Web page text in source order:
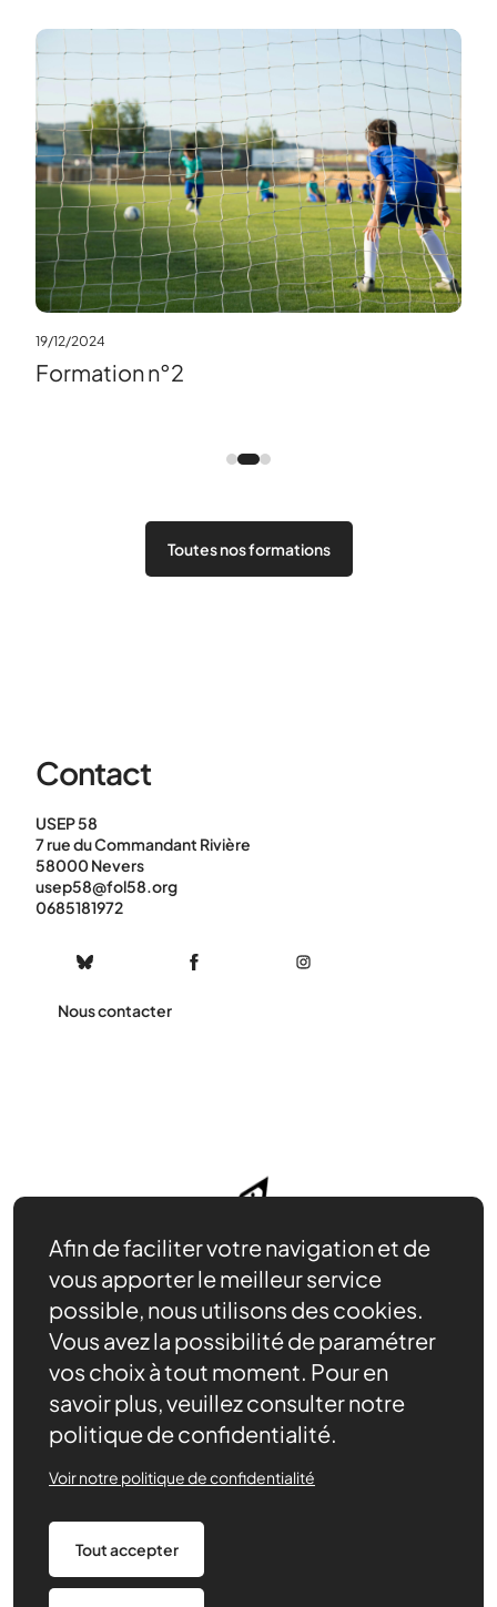
19/12/2024
Formation n°2
Toutes nos formations
Contact
USEP 58
7 rue du Commandant Rivière
58000 Nevers
usep58@fol58.org
0685181972
Nous contacter
Nos ressources
Actualités
Agenda
Nous trouver
Afin de faciliter votre navigation et de
vous apporter le meilleur service
possible, nous utilisons des cookies.
Vous avez la possibilité de paramétrer
vos choix à tout moment. Pour en
savoir plus, veuillez consulter notre
politique de confidentialité.
Tout accepter
Voir notre politique de confidentialité